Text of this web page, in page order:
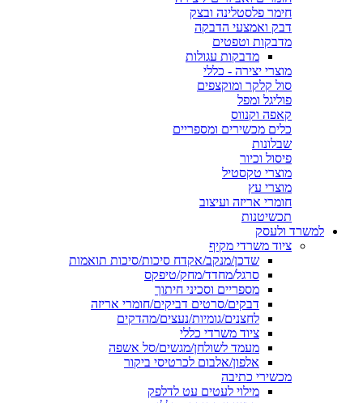
חימר פלסטלינה ובצק
דבק ואמצעי הדבקה
מדבקות וטפטים
מדבקות עגולות
מוצרי יצירה - כללי
סול קלקר ומוקצפים
פוליגל ומפל
קאפה וקנווס
כלים מכשירים ומספריים
שבלונות
פיסול וכיור
מוצרי טקסטיל
מוצרי עץ
חומרי אריזה ועיצוב
תכשיטנות
למשרד ולעסק
ציוד משרדי מקיף
שדכן/מנקב/אקדח סיכות/סיכות תואמות
סרגל/מחדד/מחק/טיפקס
מספריים וסכיני חיתוך
דבקים/סרטים דביקים/חומרי אריזה
לחצנים/גומיות/נעצים/מהדקים
ציוד משרדי כללי
מעמד לשולחן/מגשים/סל אשפה
אלפון/אלבום לכרטיסי ביקור
מכשירי כתיבה
מילוי לעטים עט לדלפק